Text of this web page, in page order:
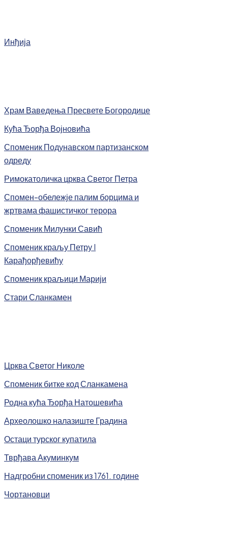
Инђија
Храм Ваведења Пресвете Богородице
Кућа Ђорђа Војновића
Споменик Подунавском партизанском
одреду
Римокатоличка црква Светог Петра
Спомен-обележје палим борцима и
жртвама фашистичког терора
Споменик Милунки Савић
Споменик краљу Петру I
Карађорђевићу
Споменик краљици Марији
Стари Сланкамен
Црква Светог Николе
Споменик битке код Сланкамена
Родна кућа Ђорђа Натошевића
Археолошко налазиште Градина
Остаци турског купатила
Тврђава Акуминкум
Надгробни споменик из 1761. године
Чортановци